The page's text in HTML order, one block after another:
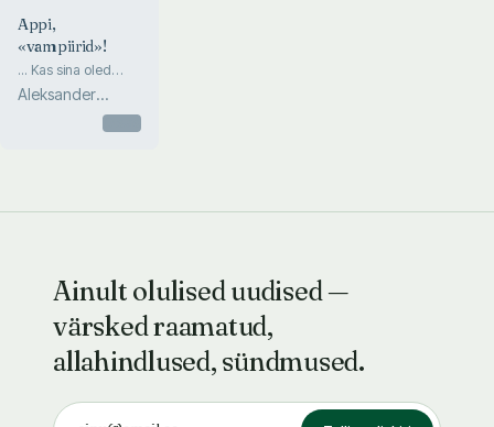
Appi,
«vampiirid»!
... Kas sina oled
«vampiir»?
Aleksander
Ainult olulised uudised —
värsked raamatud,
allahindlused, sündmused.